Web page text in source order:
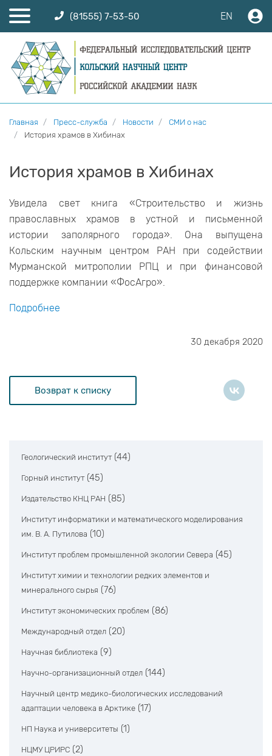
(81555) 7-53-50 EN
Главная Пресс-служба Новости
СМИ о нас
История храмов в Хибинах
История храмов в Хибинах
Увидела свет книга «Строительство и жизнь
православных храмов в устной и письменной
истории заполярного города». Она выпущена
Кольским научным центром РАН при содействии
Мурманской митрополии РПЦ и при финансовой
поддержке компании «ФосАгро».
Подробнее
30 декабря 2020
Возврат к списку
Геологический институт (44)
Горный институт (45)
Издательство КНЦ РАН (85)
Институт информатики и математического моделирования
им. В. А. Путилова (10)
Институт проблем промышленной экологии Севера (45)
Институт химии и технологии редких элементов и
минерального сырья (76)
Институт экономических проблем (86)
Международный отдел (20)
Научная библиотека (9)
Научно-организационный отдел (144)
Научный центр медико-биологических исследований
адаптации человека в Арктике (17)
НП Наука и университеты (1)
НЦМУ ЦРИРС (2)